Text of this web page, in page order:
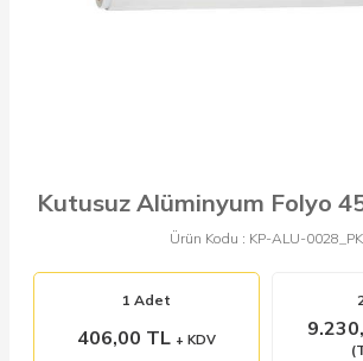
Kutusuz Alüminyum Folyo
Ürün Kodu : KP-ALU-0028_PK
1 Adet
406,00 TL + KDV